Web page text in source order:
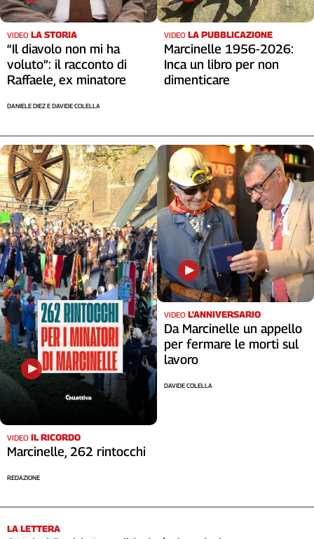
VIDEO LA STORIA
“Il diavolo non mi ha
voluto”: il racconto di
Raffaele, ex minatore
DANIELE DIEZ E DAVIDE COLELLA
VIDEO LA PUBBLICAZIONE
Marcinelle 1956-2026:
Inca un libro per non
dimenticare
VIDEO IL RICORDO
Marcinelle, 262 rintocchi
REDAZIONE
VIDEO L'ANNIVERSARIO
Da Marcinelle un appello
per fermare le morti sul
lavoro
DAVIDE COLELLA
LA LETTERA